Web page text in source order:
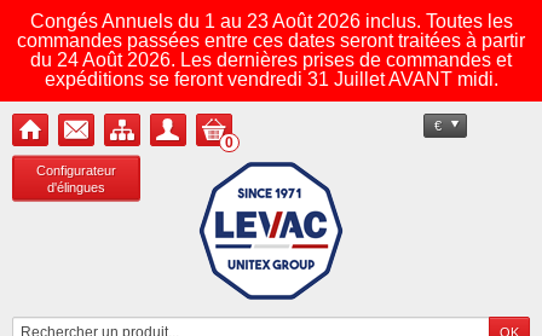
Congés Annuels du 1 au 23 Août 2026 inclus. Toutes les
commandes passées entre ces dates seront traitées à partir
du 24 Août 2026. Les dernières prises de commandes et
expéditions se feront vendredi 31 Juillet AVANT midi.
Configurateur
d'élingues
€
0